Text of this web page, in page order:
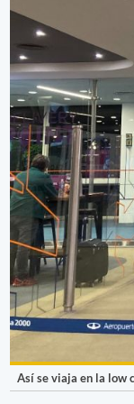
Así se viaja en la low